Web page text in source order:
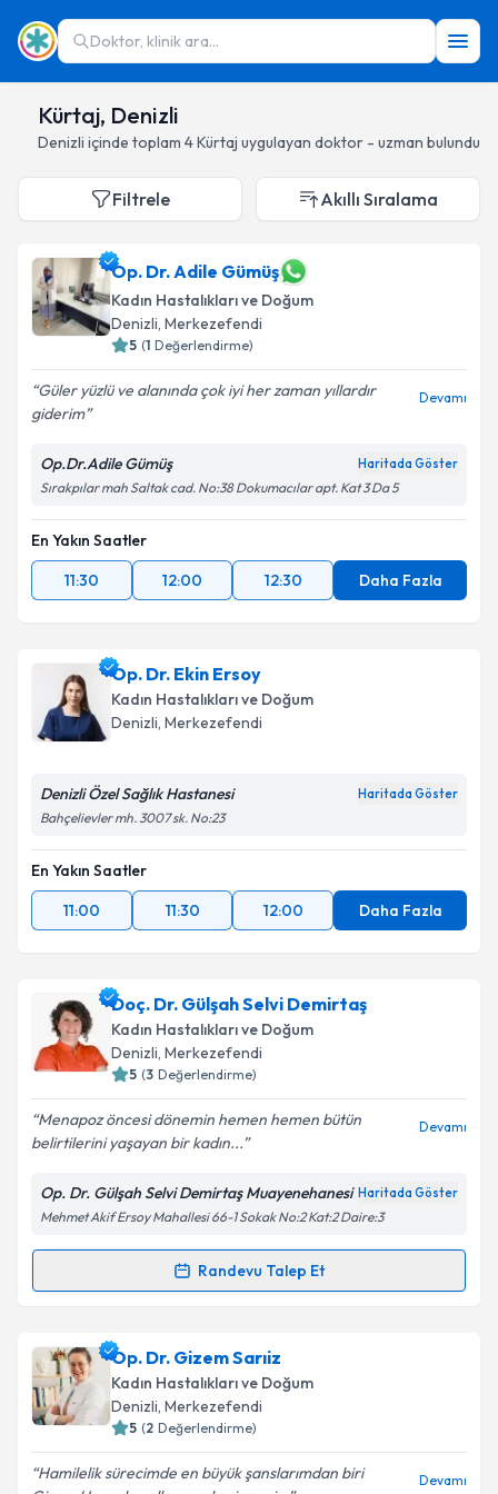
Doktor, klinik ara...
Kürtaj, Denizli
Denizli içinde toplam 4Kürtaj uygulayan doktor - uzman bulundu
Filtrele Akıllı Sıralama
Op. Dr. Adile Gümüş
Kadın Hastalıkları ve Doğum
Denizli, Merkezefendi
5 (1 Değerlendirme)
Güler yüzlü ve alanında çok iyi her zaman yıllardır
giderim
Devamı
Op.Dr.Adile Gümüş Haritada Göster
Sırakpılar mah Saltak cad. No:38 Dokumacılar apt. Kat 3 Da 5
En Yakın Saatler
11:30
12:00 12:30 Daha Fazla
Op. Dr. Ekin Ersoy
Kadın Hastalıkları ve Doğum
Denizli, Merkezefendi
Denizli Özel Sağlık Hastanesi Haritada Göster
Bahçelievler mh. 3007 sk. No:23
En Yakın Saatler
11:00
11:30 12:00 Daha Fazla
Doç. Dr. Gülşah Selvi Demirtaş
Kadın Hastalıkları ve Doğum
Denizli, Merkezefendi
5 (3 Değerlendirme)
Menapoz öncesi dönemin hemen hemen bütün
belirtilerini yaşayan bir kadın...
Devamı
Op. Dr. Gülşah Selvi Demirtaş Muayenehanesi Haritada Göster
Mehmet Akif Ersoy Mahallesi 66-1 Sokak No:2 Kat:2 Daire:3
Randevu Talep Et
Randevu Takvimi Talebi
Doç. Dr. Gülşah Selvi Demirtaş
talebi oluşturun. Size bu uzmandan randevu almanız
için bir takvim hazırlandığında e-posta ile
bilgilendireceğiz.
E-posta Adresiniz
Op. Dr. Gizem Sarıiz
Kadın Hastalıkları ve Doğum
Denizli, Merkezefendi
5 (2 Değerlendirme)
Hamilelik sürecimde en büyük şanslarımdan biri
Devamı